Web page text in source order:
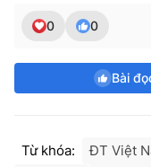
0 0
Bài
Từ khóa: ĐT Việt